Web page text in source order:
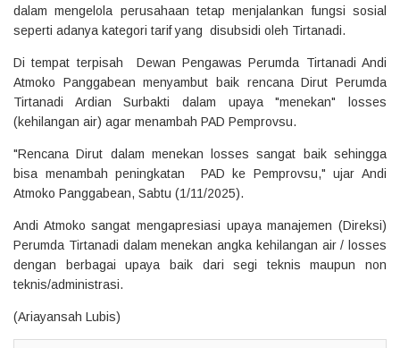
dalam mengelola perusahaan tetap menjalankan fungsi sosial
seperti adanya kategori tarif yang disubsidi oleh Tirtanadi.
Di tempat terpisah Dewan Pengawas Perumda Tirtanadi Andi
Atmoko Panggabean menyambut baik rencana Dirut Perumda
Tirtanadi Ardian Surbakti dalam upaya "menekan" losses
(kehilangan air) agar menambah PAD Pemprovsu.
"Rencana Dirut dalam menekan losses sangat baik sehingga
bisa menambah peningkatan PAD ke Pemprovsu," ujar Andi
Atmoko Panggabean, Sabtu (1/11/2025).
Andi Atmoko sangat mengapresiasi upaya manajemen (Direksi)
Perumda Tirtanadi dalam menekan angka kehilangan air / losses
dengan berbagai upaya baik dari segi teknis maupun non
teknis/administrasi.
(Ariayansah Lubis)